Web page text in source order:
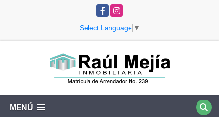
FacebookInstagram
Select Language ▼
MENÚ